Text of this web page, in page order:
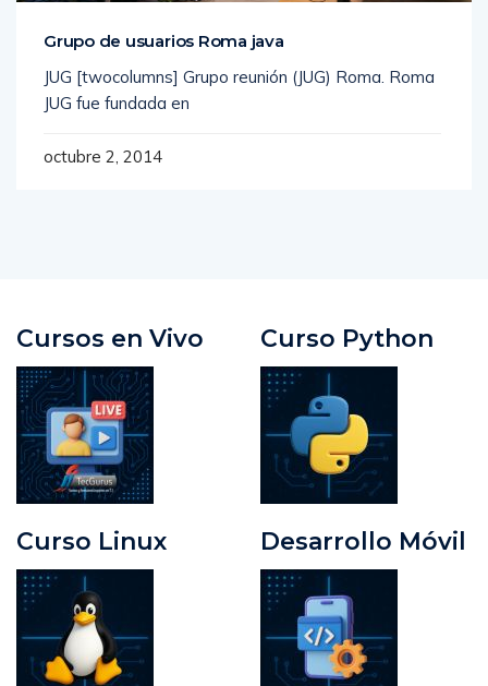
Grupo de usuarios Roma java
JUG [twocolumns] Grupo reunión (JUG) Roma. Roma
JUG fue fundada en
octubre 2, 2014
Cursos en Vivo Curso Python
Curso Linux Desarrollo Móvil